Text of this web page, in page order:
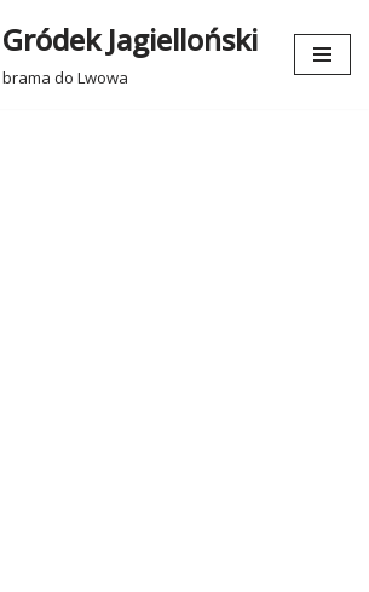
Gródek Jagielloński
brama do Lwowa